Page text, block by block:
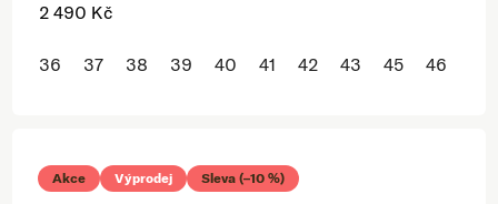
2 490 Kč
36 37 38 39 40 41 42 43 45 46
Akce Výprodej Sleva (–10 %)